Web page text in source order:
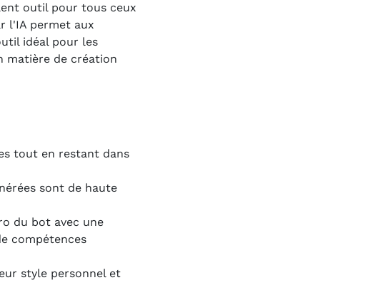
outil pour tous ceux
l'IA permet aux
idéal pour les
matière de création
tout en restant dans
sont de haute
du bot avec une
compétences
style personnel et